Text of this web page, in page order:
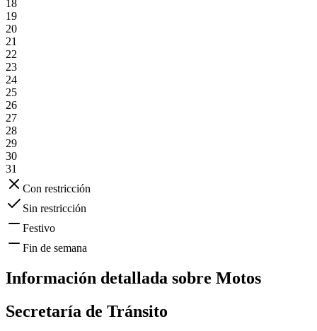
18
19
20
21
22
23
24
25
26
27
28
29
30
31
Con restricción
Sin restricción
Festivo
Fin de semana
Información detallada sobre Motos
Secretaría de Tránsito